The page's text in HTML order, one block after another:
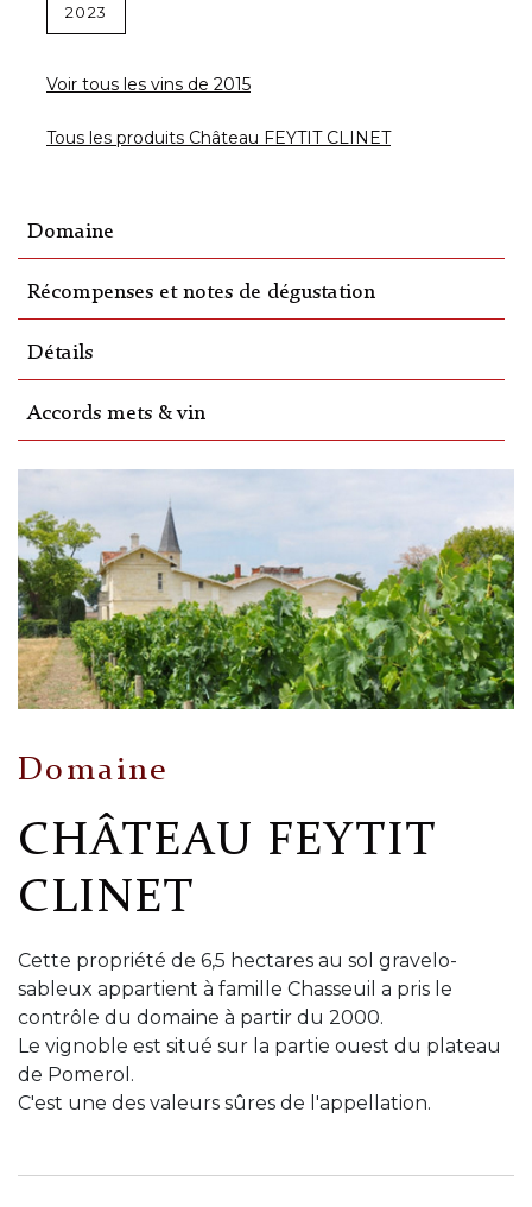
2023
Voir tous les vins de 2015
Tous les produits Château FEYTIT CLINET
Domaine
Récompenses et notes de dégustation
Détails
Accords mets & vin
Domaine
CHÂTEAU FEYTIT
CLINET
Cette propriété de 6,5 hectares au sol gravelo-
sableux appartient à famille Chasseuil a pris le
contrôle du domaine à partir du 2000.
Le vignoble est situé sur la partie ouest du plateau
de Pomerol.
C'est une des valeurs sûres de l'appellation.